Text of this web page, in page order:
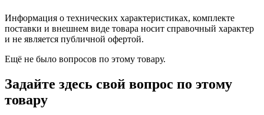
Информация о технических характеристиках, комплекте
поставки и внешнем виде товара носит справочный характер
и не является публичной офертой.
Ещё не было вопросов по этому товару.
Задайте здесь свой вопрос по этому
товару